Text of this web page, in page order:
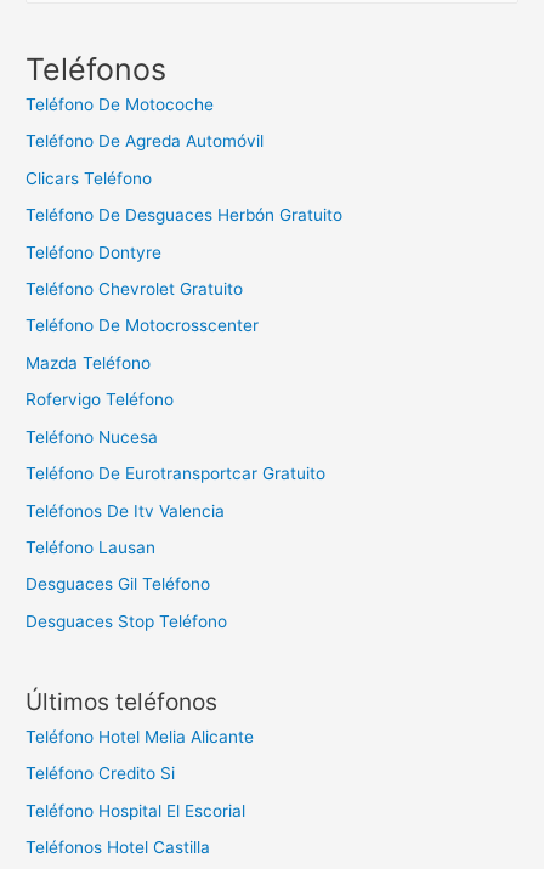
c
Teléfonos
Teléfono De Motocoche
Teléfono De Agreda Automóvil
Clicars Teléfono
Teléfono De Desguaces Herbón Gratuito
Teléfono Dontyre
Teléfono Chevrolet Gratuito
Teléfono De Motocrosscenter
Mazda Teléfono
Rofervigo Teléfono
Teléfono Nucesa
Teléfono De Eurotransportcar Gratuito
Teléfonos De Itv Valencia
Teléfono Lausan
Desguaces Gil Teléfono
Desguaces Stop Teléfono
Últimos teléfonos
Teléfono Hotel Melia Alicante
Teléfono Credito Si
Teléfono Hospital El Escorial
Teléfonos Hotel Castilla